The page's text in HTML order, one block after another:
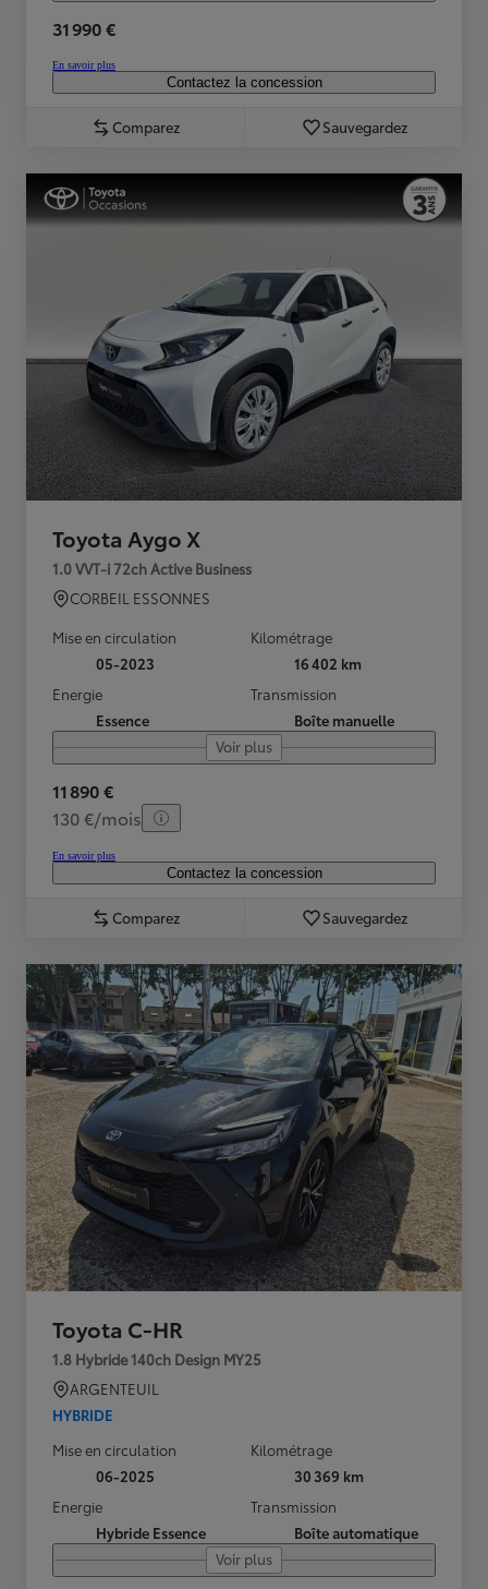
31 990 €
En savoir plus
Contactez la concession
Comparez Sauvegardez
Toyota Aygo X
1.0 VVT-i 72ch Active Business
CORBEIL ESSONNES
Mise en circulation
05-2023
Kilométrage
16 402 km
Energie
Essence
Transmission
Boîte manuelle
Voir plus
11 890 €
130 €/mois
En savoir plus
Contactez la concession
Comparez Sauvegardez
Toyota C-HR
1.8 Hybride 140ch Design MY25
ARGENTEUIL
HYBRIDE
Mise en circulation
06-2025
Kilométrage
30 369 km
Energie
Hybride Essence
Transmission
Boîte automatique
Voir plus